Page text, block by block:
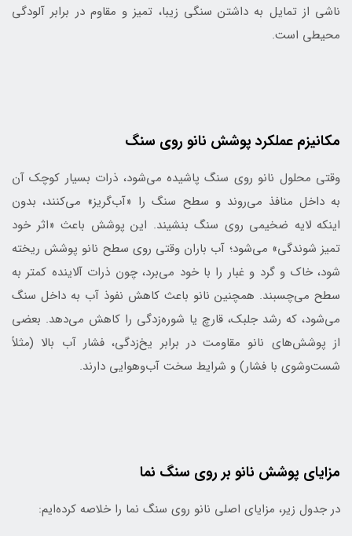
ناشی از تمایل به داشتن سنگی زیبا، تمیز و مقاوم در برابر آلودگی
محیطی است.
مکانیزم عملکرد پوشش نانو روی سنگ
وقتی محلول نانو روی سنگ پاشیده می‌شود، ذرات بسیار کوچک آن
به داخل منافذ می‌روند و سطح سنگ را «آب‌گریز» می‌کنند، بدون
اینکه لایه ضخیمی روی سنگ بنشیند. این پوشش باعث «اثر خود
تمیز شوندگی» می‌شود؛ آب باران وقتی روی سطح نانو‌ پوشش ریخته
شود، خاک و گرد و غبار را با خود می‌برد، چون ذرات آلاینده کمتر به
سطح می‌چسبند. همچنین نانو باعث کاهش نفوذ آب به داخل سنگ
می‌شود، که رشد جلبک، قارچ یا شوره‌زدگی را کاهش می‌دهد. بعضی
از پوشش‌های نانو مقاومت در برابر یخ‌زدگی، فشار آب بالا (مثلاً
شست‌وشوی با فشار) و شرایط سخت آب‌وهوایی دارند.
مزایای پوشش نانو بر روی سنگ نما
در جدول زیر، مزایای اصلی نانو روی سنگ نما را خلاصه کرده‌ایم: